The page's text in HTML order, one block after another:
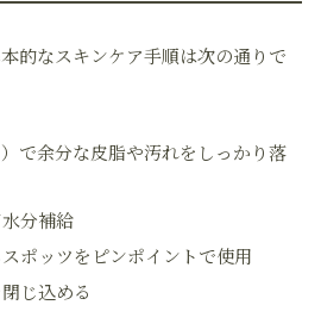
的なスキンケア手順は次の通りで
で余分な皮脂や汚れをしっかり落
分補給
ポッツをピンポイントで使用
じ込める